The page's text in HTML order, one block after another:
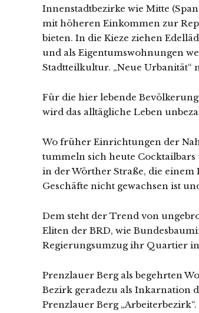
Innenstadtbezirke wie Mitte
mit höheren Einkommen zur
bieten. In die Kieze ziehen
und als Eigentumswohnungen
Stadtteilkultur. „Neue Urbanität“
Für die hier lebende
wird das alltägliche Leben
Wo früher Einrichtungen der
tummeln sich heute
in der Wörther Straße, die einem
Geschäfte nicht gewachsen ist
Dem steht der Trend von
Eliten der BRD, wie
Regierungsumzug ihr Quartier
Prenzlauer Berg als begehrten
Bezirk geradezu als Inkarnation
Prenzlauer Berg